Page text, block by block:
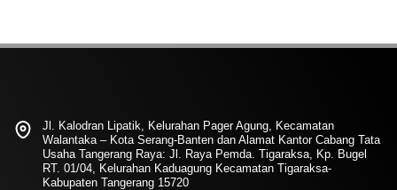
Jl. Kalodran Lipatik, Kelurahan Pager Agung, Kecamatan
Walantaka – Kota Serang-Banten dan Alamat Kantor Cabang Tata
Usaha Tangerang Raya: Jl. Raya Pemda. Tigaraksa, Kp. Bugel
RT. 01/04, Kelurahan Kaduagung Kecamatan Tigaraksa-
Kabupaten Tangerang 15720